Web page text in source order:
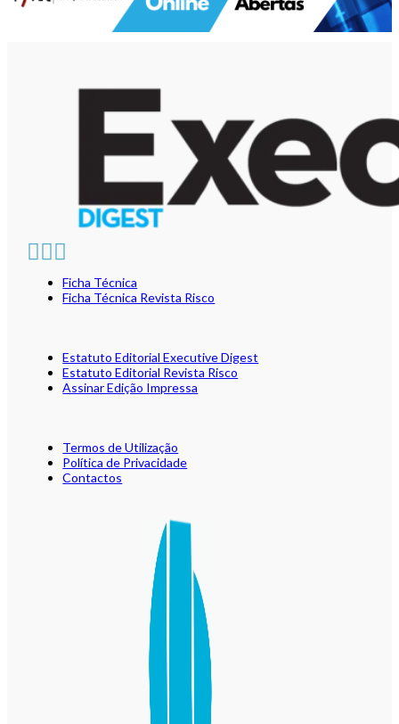
Ficha Técnica
Ficha Técnica Revista Risco
Estatuto Editorial Executive Digest
Estatuto Editorial Revista Risco
Assinar Edição Impressa
Termos de Utilização
Política de Privacidade
Contactos